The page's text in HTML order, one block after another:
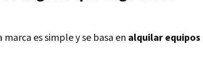
es simple y se basa en alquilar equipos